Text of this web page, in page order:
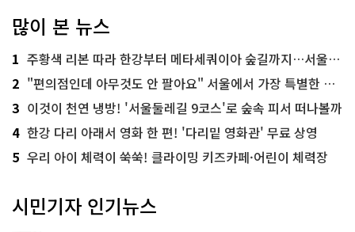
많이 본 뉴스
1 주황색 리본 따라 한강부터 메타세쿼이아 숲길까지…서울둘레길 15코스
2 "편의점인데 아무것도 안 팔아요" 서울에서 가장 특별한 편의점의 정체
3 이것이 천연 냉방! '서울둘레길 9코스'로 숲속 피서 떠나볼까
4 한강 다리 아래서 영화 한 편! '다리밑 영화관' 무료 상영
5 우리 아이 체력이 쑥쑥! 클라이밍 키즈카페·어린이 체력장
시민기자 인기뉴스